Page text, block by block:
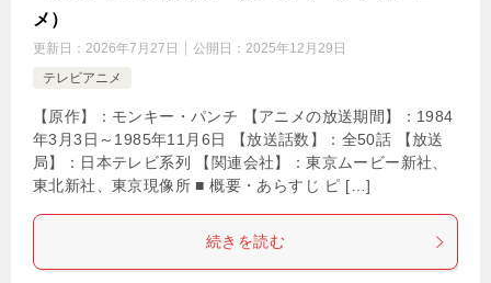
メ）
更新日： 2026年7月27日 公開日： 2025年12月29日
テレビアニメ
【原作】：モンキー・パンチ 【アニメの放送期間】：1984
年3月3日～1985年11月6日 【放送話数】：全50話 【放送
局】：日本テレビ系列 【関連会社】：東京ムービー新社、
東北新社、東京現像所 ■ 概要・あらすじ ピ […]
続きを読む